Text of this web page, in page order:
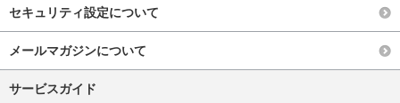
セキュリティ設定について
メールマガジンについて
サービスガイド